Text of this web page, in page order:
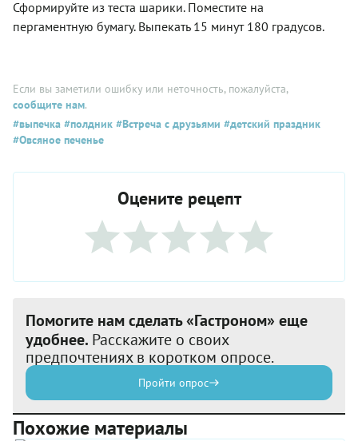
Сформируйте из теста шарики. Поместите на
пергаментную бумагу. Выпекать 15 минут 180 градусов.
Если вы заметили ошибку или неточность, пожалуйста,
сообщите нам.
#выпечка #полдник #Встреча с друзьями #детский праздник
#Овсяное печенье
Оцените рецепт
Помогите нам сделать «Гастроном» еще
удобнее. Расскажите о своих
предпочтениях в коротком опросе.
Пройти опрос
Похожие материалы